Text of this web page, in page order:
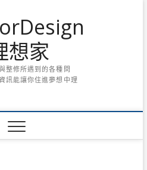
想家
整修所遇到的各種問
訊能讓你住進夢想中理